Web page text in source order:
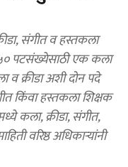
संगीत व हस्तकला
पटसंख्येसाठी एक कला
व क्रीडा अशी दोन पदे
किंवा हस्तकला शिक्षक
कला, क्रीडा, संगीत,
वरिष्ठ अधिकाऱ्यांनी